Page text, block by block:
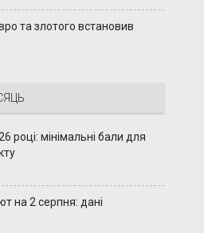
та злотого встановив
році: мінімальні бали для
на 2 серпня: дані